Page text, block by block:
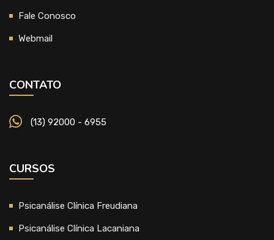
Fale Conosco
Webmail
CONTATO
(13) 92000 - 6955
CURSOS
Psicanálise Clínica Freudiana
Psicanálise Clínica Lacaniana